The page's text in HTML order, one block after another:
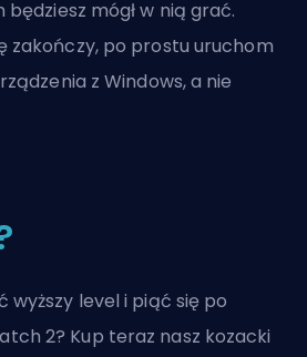
będziesz mógł w nią grać.
zakończy, po prostu uruchom
z Windows, a nie
wyższy level i piąć się po
2? Kup teraz nasz kozacki